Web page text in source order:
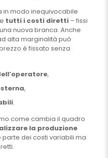
in modo inequivocabile
tutti i costi diretti– fissi
nuova branca. Anche
alta marginalità può
è fissato senza
,
,
.
come cambia il quadro
la produzione
parte dei costi variabili ma